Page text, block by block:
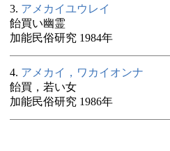
3. アメカイユウレイ
飴買い幽霊
加能民俗研究 1984年
4. アメカイ，ワカイオンナ
飴買，若い女
加能民俗研究 1986年